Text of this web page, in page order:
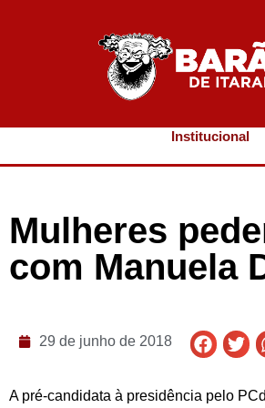
Institucional
Mulheres
com Manuela
29 de junho de 2018
A pré-candidata à presidência pelo